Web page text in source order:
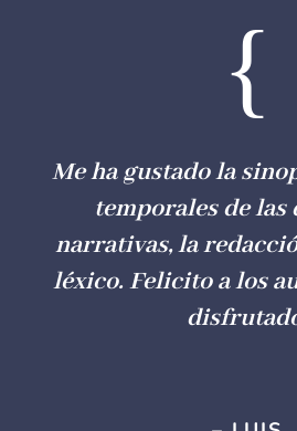
{
Me ha gustado la
temporales de las
narrativas, la
léxico. Felicito a los